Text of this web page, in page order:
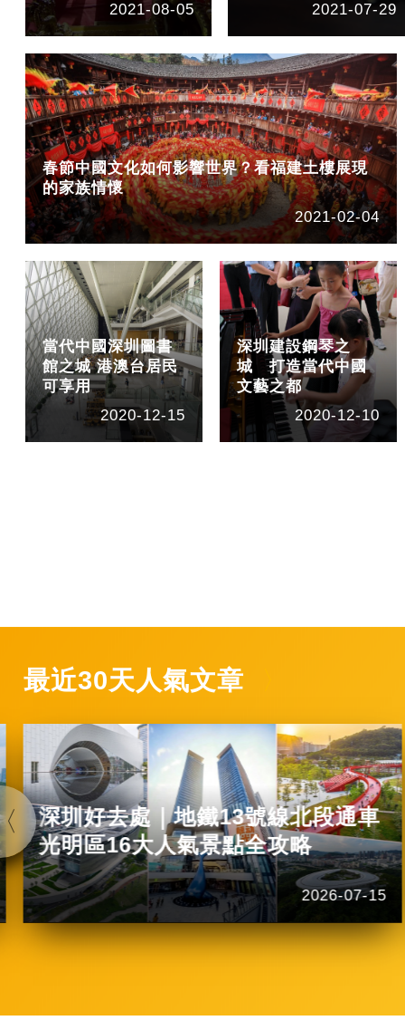
2021-08-05
2021-07-29
春節中國文化如何影響世界？看福建土樓展現
的家族情懷
2021-02-04
當代中國深圳圖書
館之城 港澳台居民
可享用
2020-12-15
深圳建設鋼琴之
城 打造當代中國
文藝之都
2020-12-10
最近30天人氣文章
深圳好去處｜地鐵13號線北段通車
光明區16大人氣景點全攻略
2026-07-15